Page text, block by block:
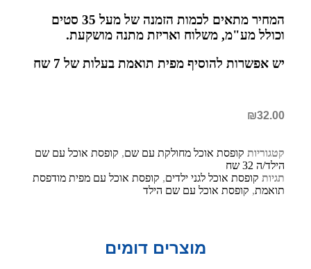
המחיר מתאים לכמות הזמנה של מעל 35 סטים
וכולל מע"מ, משלוח ואריזת מתנה מושקעת.
יש אפשרות להוסיף מפית תואמת בעלות של 7 שח
₪32.00
קטגוריות קופסת אוכל מחולקת עם שם, קופסת אוכל עם שם
הילד/ה 32 שח
תגיות קופסת אוכל לגני ילדים, קופסת אוכל עם מפית מודפסת
תואמת, קופסת אוכל עם שם הילד
מוצרים דומים